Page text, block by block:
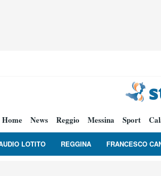
Home News Reggio Messina Sport
LOTITO REGGINA FRANCESCO